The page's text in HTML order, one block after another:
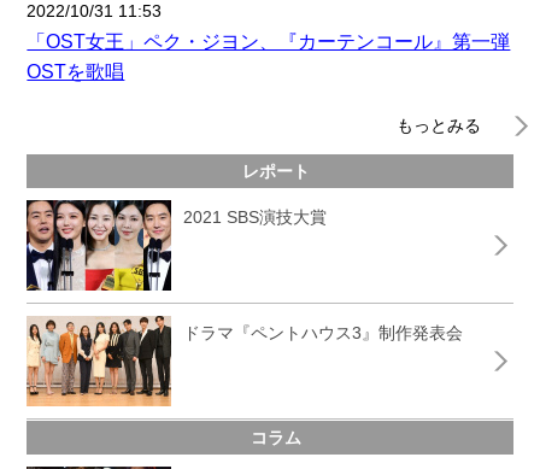
2022/10/31 11:53
「OST女王」ペク・ジヨン、『カーテンコール』第一弾
OSTを歌唱
もっとみる
レポート
2021 SBS演技大賞
ドラマ『ペントハウス3』制作発表会
コラム